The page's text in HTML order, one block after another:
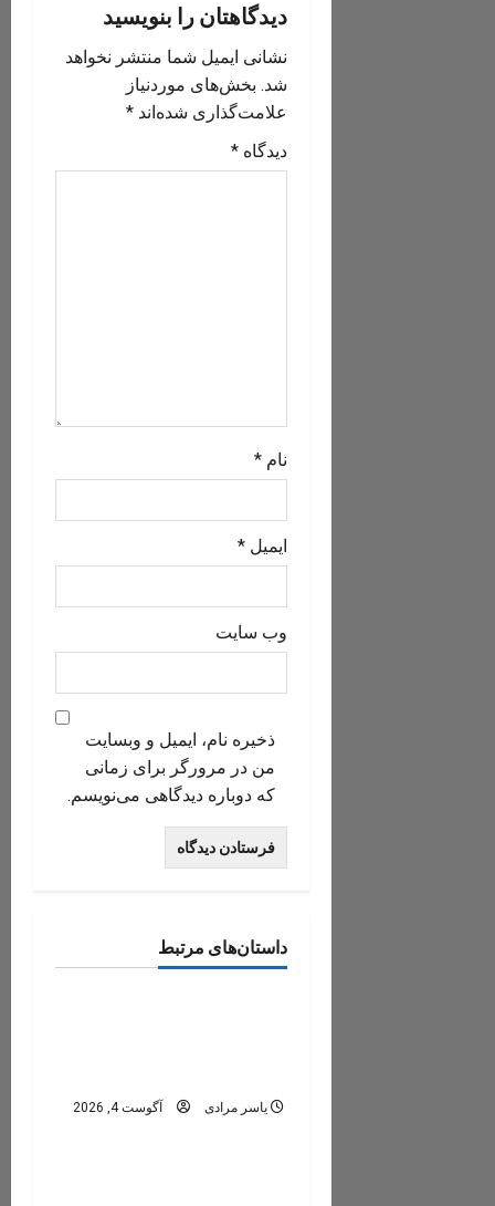
a
v
i
g
دیدگاهتان را بنویسید
نشانی ایمیل شما منتشر نخواهد
شد. بخش‌های موردنیاز
علامت‌گذاری شده‌اند*
دیدگاه*
نام*
ایمیل*
وب‌ سایت
ذخیره نام، ایمیل و وبسایت
من در مرورگر برای زمانی
که دوباره دیدگاهی می‌نویسم.
داستان‌های مرتبط
دره های ایران
عمومی
یاسر مرادی آگوست 4, 2026
دره های شمال -مازندران